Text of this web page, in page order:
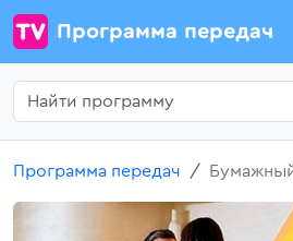
Программа передач
Программа передач